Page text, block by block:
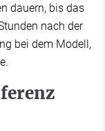
dauern, bis das
nach der
bei dem Modell,